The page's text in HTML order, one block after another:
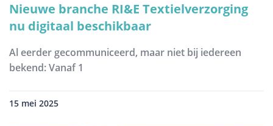
Nieuwe branche RI&E Textielverzorging
nu digitaal beschikbaar
Al eerder gecommuniceerd, maar niet bij iedereen
bekend: Vanaf 1
15 mei 2025